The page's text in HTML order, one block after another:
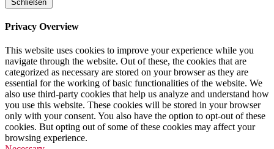
Schließen
Privacy Overview
This website uses cookies to improve your experience while you
navigate through the website. Out of these, the cookies that are
categorized as necessary are stored on your browser as they are
essential for the working of basic functionalities of the website. We
also use third-party cookies that help us analyze and understand how
you use this website. These cookies will be stored in your browser
only with your consent. You also have the option to opt-out of these
cookies. But opting out of some of these cookies may affect your
browsing experience.